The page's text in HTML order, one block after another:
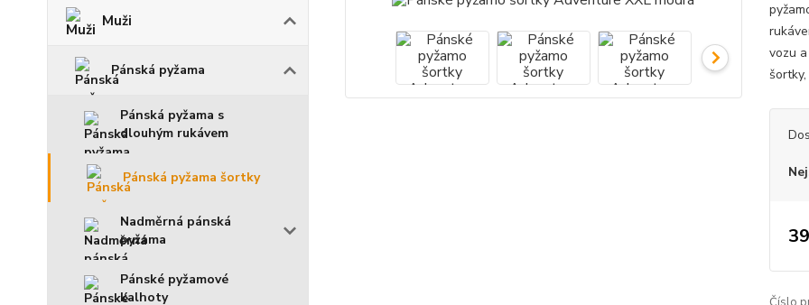
Muži
Pánská pyžama
Pánská pyžama s
dlouhým rukávem
Pánská pyžama šortky
Nadměrná pánská
pyžama
Pánské pyžamové
kalhoty
vozu